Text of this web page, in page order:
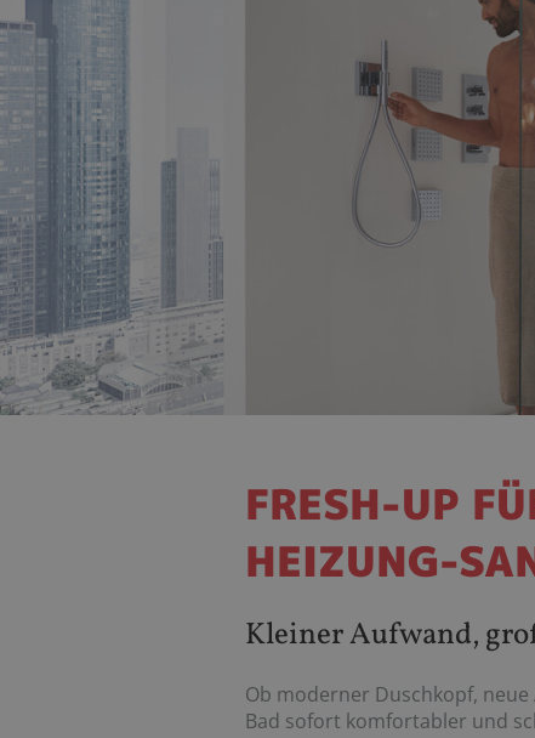
FRESH-UP
HEIZUNG-
Kleiner Aufwand,
Ob moderner Duschkopf,
Bad sofort komfortabler und